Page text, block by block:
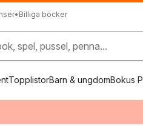
• Billiga böcker
spel, pussel, penna...
TopplistorBarn & ungdomBokus